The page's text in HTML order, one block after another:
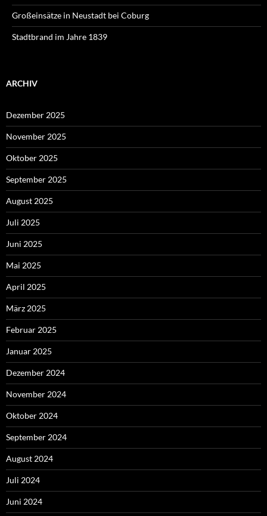
Großeinsätze in Neustadt bei Coburg
Stadtbrand im Jahre 1839
ARCHIV
Dezember 2025
November 2025
Oktober 2025
September 2025
August 2025
Juli 2025
Juni 2025
Mai 2025
April 2025
März 2025
Februar 2025
Januar 2025
Dezember 2024
November 2024
Oktober 2024
September 2024
August 2024
Juli 2024
Juni 2024